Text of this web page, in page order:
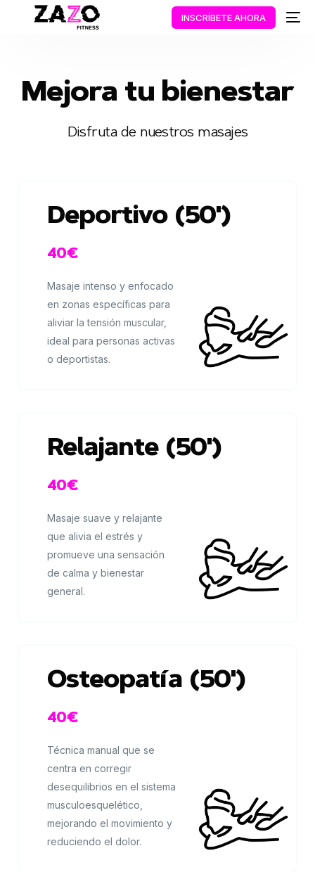
INSCRÍBETE AHORA
Mejora tu bienestar
Disfruta de nuestros masajes
Deportivo (50')
40€
Masaje intenso y enfocado
en zonas específicas para
aliviar la tensión muscular,
ideal para personas activas
o deportistas.
Relajante (50')
40€
Masaje suave y relajante
que alivia el estrés y
promueve una sensación
de calma y bienestar
general.
Osteopatía (50')
40€
Técnica manual que se
centra en corregir
desequilibrios en el sistema
musculoesquelético,
mejorando el movimiento y
reduciendo el dolor.